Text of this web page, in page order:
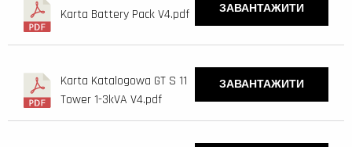
Karta Battery Pack V4.pdf ЗАВАНТАЖИТИ
Karta Katalogowa GT S 11
Tower 1-3kVA V4.pdf
ЗАВАНТАЖИТИ